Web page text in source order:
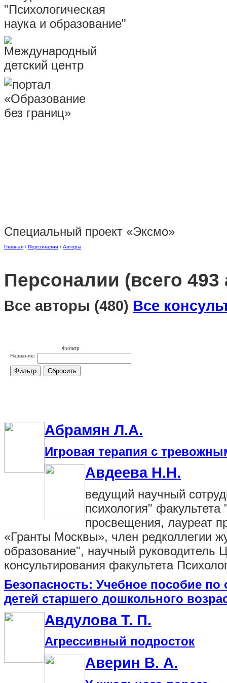
Специальный проект «Эксмо»
Главная \ Персоналии \ Авторы
Персоналии (всего
Все авторы (480) Все
Фильтр
Название:
Абрамян Л.А.
Игровая терапия с
Авдеева Н.Н.
ведущий научный
психология"
просвещения, лауреат
«Гранты Москвы», член редколлегии
образование", научный руководитель
консультирования факультета
Безопасность: Учебное пособие
детей старшего дошкольного
Авдулова Т. П.
Агрессивный подросток
Аверин В. А.